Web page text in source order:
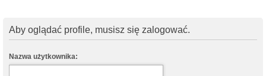
Aby oglądać profile, musisz się zalogować.
Nazwa użytkownika: